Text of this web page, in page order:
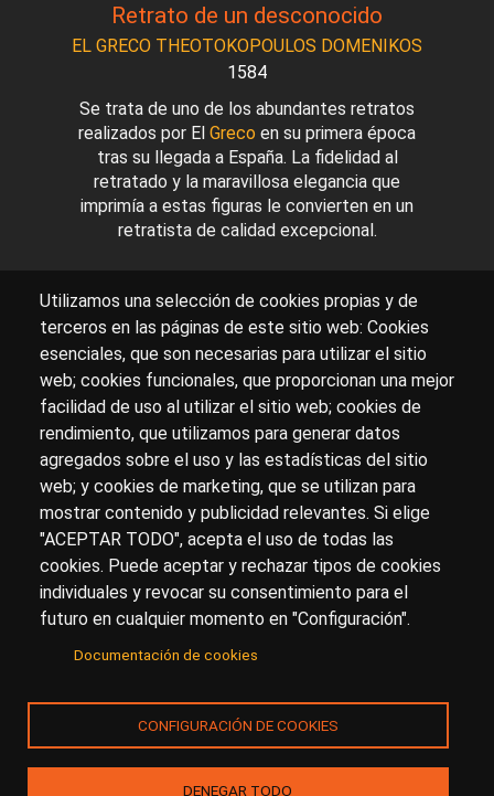
Retrato de un desconocido
EL GRECO THEOTOKOPOULOS DOMENIKOS
1584
Se trata de uno de los abundantes retratos
realizados por El Greco en su primera época
tras su llegada a España. La fidelidad al
retratado y la maravillosa elegancia que
imprimía a estas figuras le convierten en un
retratista de calidad excepcional.
Sobre artehistoria.com
Para ponerte en contacto con nosotros, escríbenos en
el formulario decontacto
Accesibilidad
Aviso Legal Privacidad
Utilizamos una selección de cookies propias y de
terceros en las páginas de este sitio web: Cookies
esenciales, que son necesarias para utilizar el sitio
web; cookies funcionales, que proporcionan una mejor
facilidad de uso al utilizar el sitio web; cookies de
rendimiento, que utilizamos para generar datos
agregados sobre el uso y las estadísticas del sitio
web; y cookies de marketing, que se utilizan para
mostrar contenido y publicidad relevantes. Si elige
"ACEPTAR TODO", acepta el uso de todas las
cookies. Puede aceptar y rechazar tipos de cookies
individuales y revocar su consentimiento para el
futuro en cualquier momento en "Configuración".
Documentación de cookies
CONFIGURACIÓN DE COOKIES
DENEGAR TODO
© Copyright 2017.arteHistoria&Toools, S.Lo sus
licenciantes son los propietarios de todos los derechos
de propiedad intelectual e industrial de:
(a) este sitio web publicado bajo el dominio
(b) todo el material publicado en artehistoria.com
(incluyendo, sin limitación, textos, imágenes, fotografías,
dibujos, música, marcas o logotipos, estructura y diseño
de la composición de cada una de las páginas